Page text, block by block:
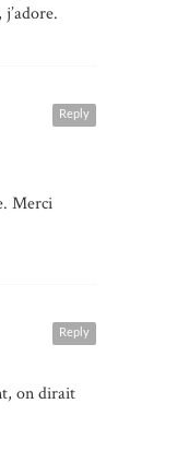
Reply
Merci
Reply
on dirait